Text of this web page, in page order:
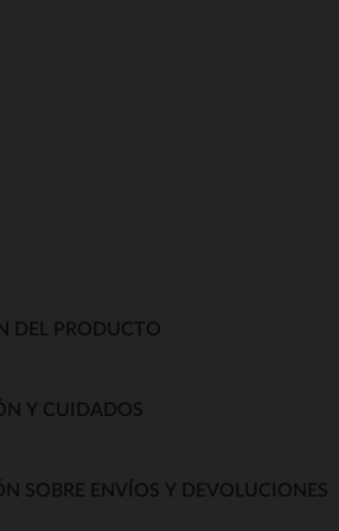
DEL PRODUCTO
Y CUIDADOS
SOBRE ENVÍOS Y DEVOLUCIONES